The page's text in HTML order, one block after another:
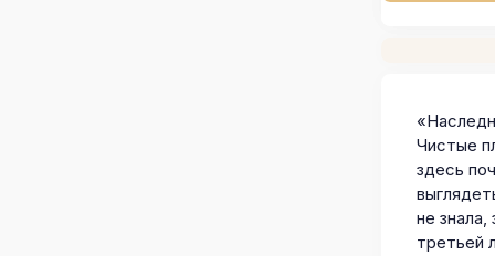
Чистые
здесь
не
третьей